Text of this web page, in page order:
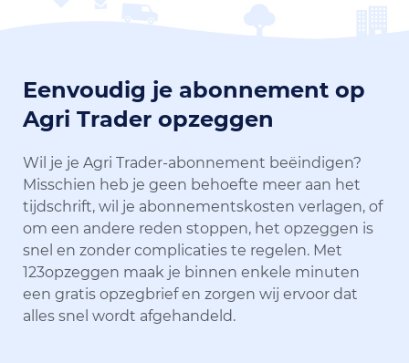
Eenvoudig je abonnement op
Agri Trader opzeggen
Wil je je Agri Trader-abonnement beëindigen?
Misschien heb je geen behoefte meer aan het
tijdschrift, wil je abonnementskosten verlagen, of
om een andere reden stoppen, het opzeggen is
snel en zonder complicaties te regelen. Met
123opzeggen maak je binnen enkele minuten
een gratis opzegbrief en zorgen wij ervoor dat
alles snel wordt afgehandeld.